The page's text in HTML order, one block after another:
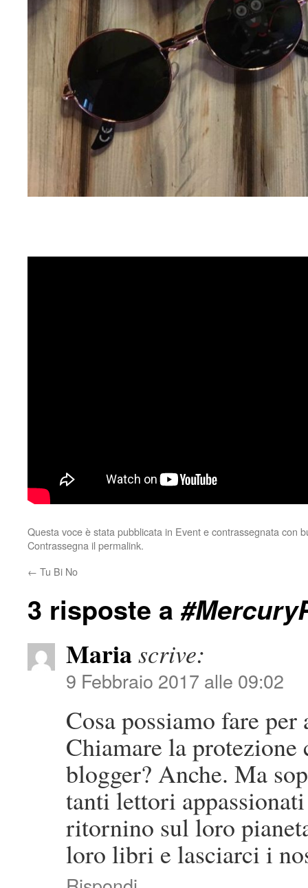
Questa voce è stata pubblicata in Evente contrassegnata con
Contrassegna il permalink.
← Tu Bi No
3 risposte a
Mariascrive:
9 Febbraio 2017 alle 09:02
Cosa possiamo fare
Chiamare la
blogger? Anche. Ma
tanti lettori
ritornino sul loro
loro libri e lasciarci i